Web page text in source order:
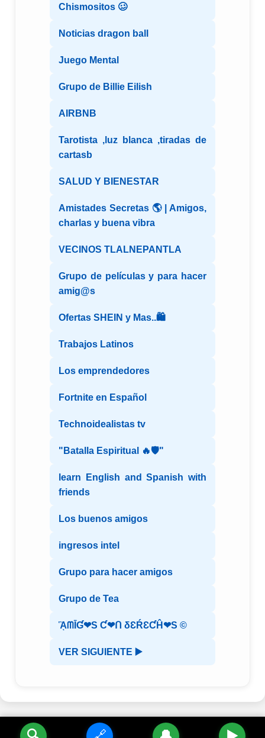
Chismositos 🥴
Noticias dragon ball
Juego Mental
Grupo de Billie Eilish
AIRBNB
Tarotista ,luz blanca ,tiradas de
cartasb
SALUD Y BIENESTAR
Amistades Secretas 🌎 | Amigos,
charlas y buena vibra
VECINOS TLALNEPANTLA
Grupo de películas y para hacer
amig@s
Ofertas SHEIN y Mas..🛍️
Trabajos Latinos
Los emprendedores
Fortnite en Español
Technoidealistas tv
"Batalla Espiritual 🔥🛡️"
learn English and Spanish with
friends
Los buenos amigos
ingresos intel
Grupo para hacer amigos
Grupo de Tea
ᾋᗰĪƓ❤S Ƈ❤ᑎ δƐŔƐƇĤ❤S ©️
VER SIGUIENTE ▶️